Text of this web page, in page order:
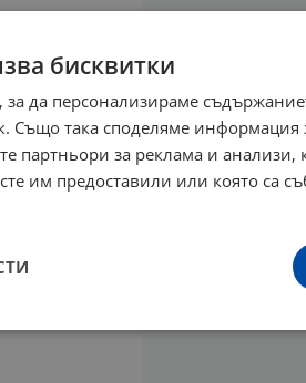
бисквитки
да персонализираме
Също така споделяме информация
партньори за реклама и
им предоставили или която са